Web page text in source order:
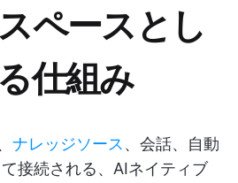
ペースとし
仕組み
ナレッジソース、会話、自動
接続される、AIネイティブ